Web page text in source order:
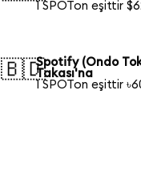
1 SPOTon eşittir
🇧🇩Spotify (Ondo
Takası'na
1 SPOTon eşittir